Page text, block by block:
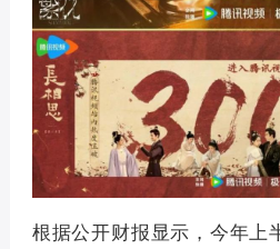
根据公开财报显示，今年上